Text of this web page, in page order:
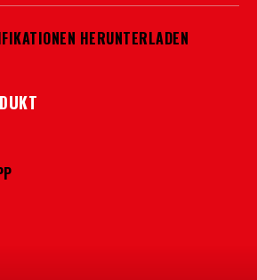
HERUNTERLADEN